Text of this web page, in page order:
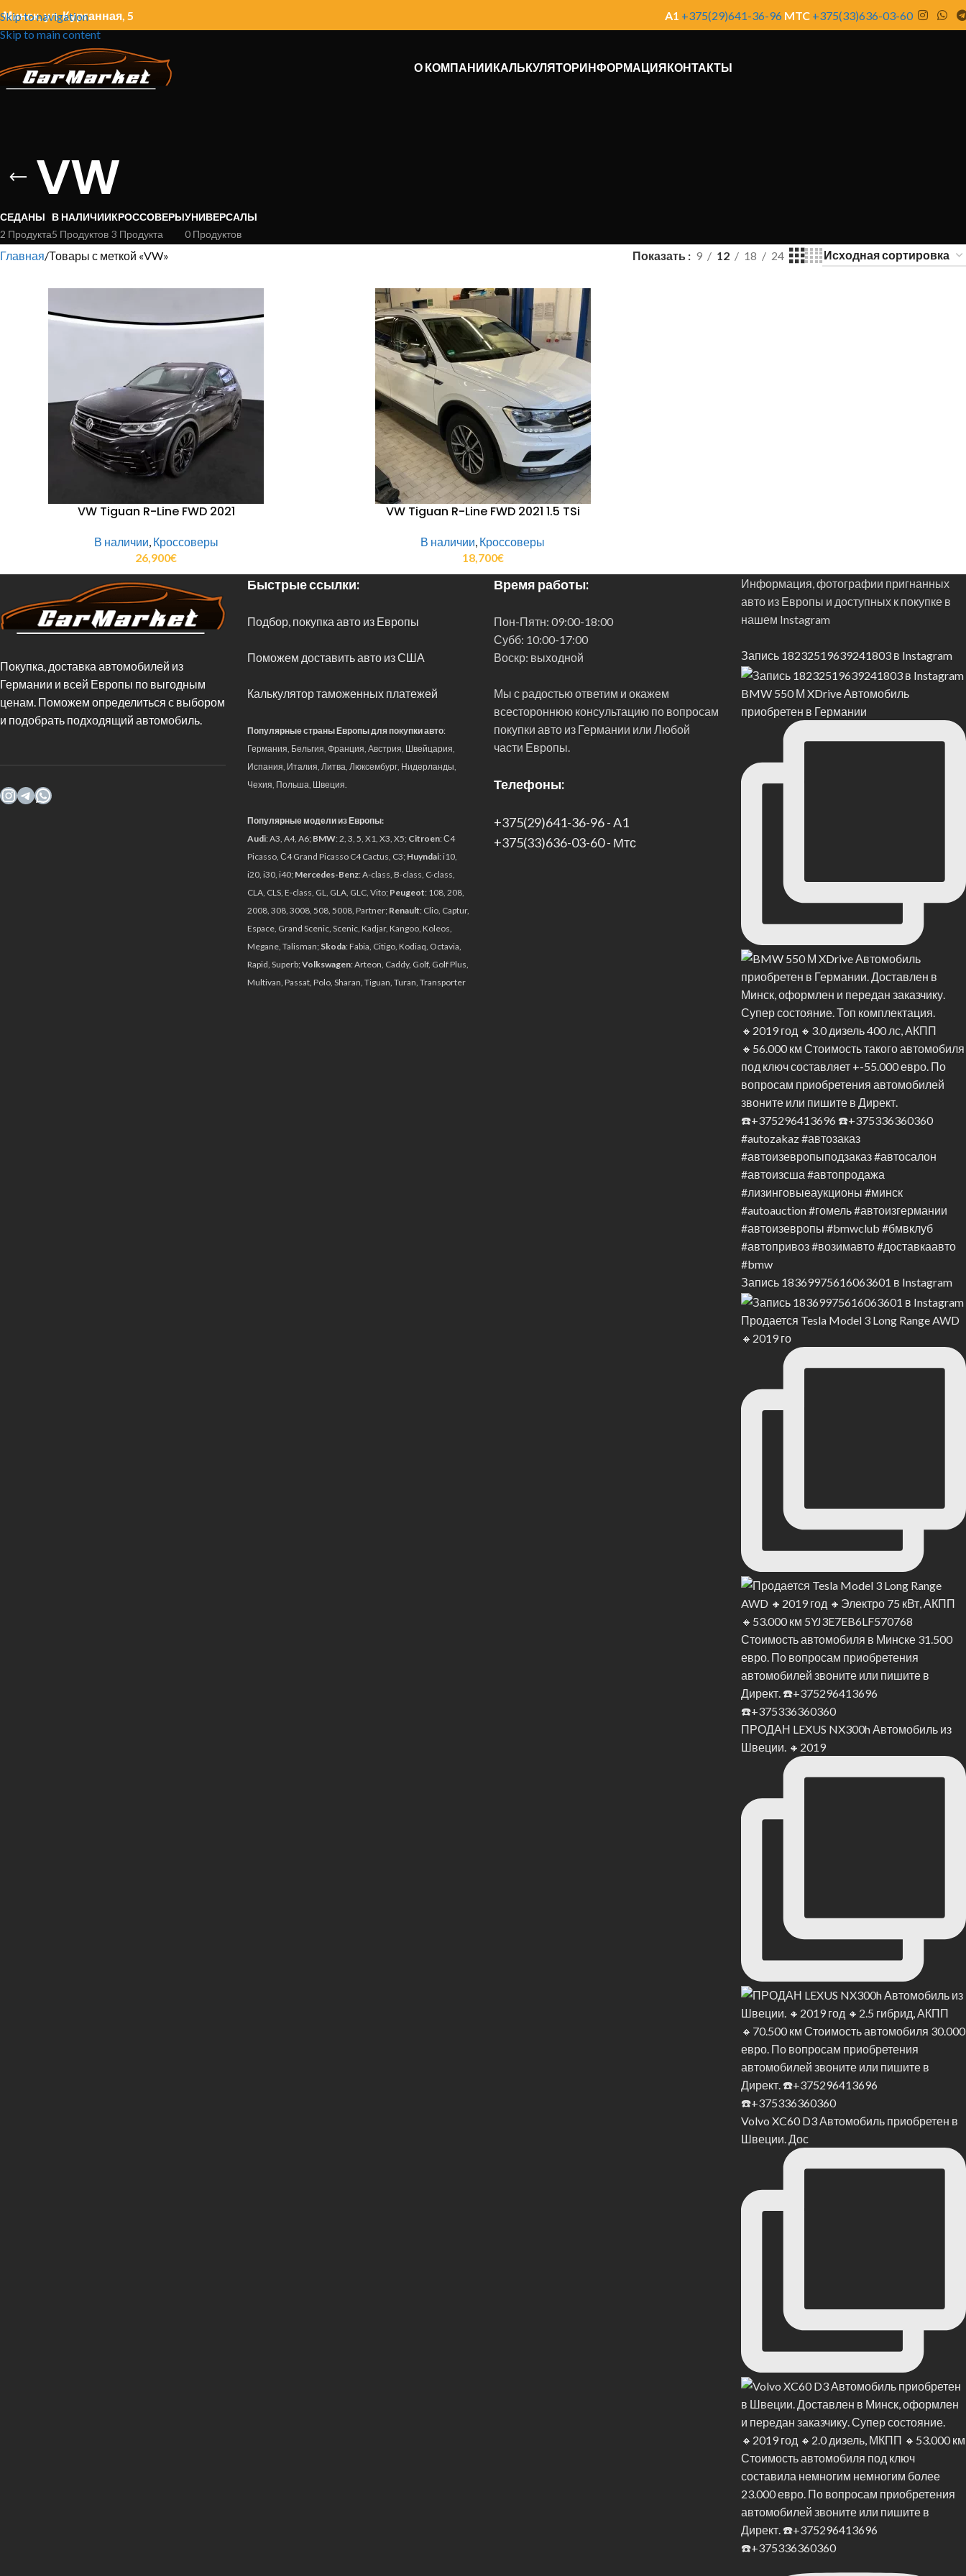
Skip to navigation
Skip to main content
Минск, ул. Курганная, 5 A1 +375(29)641-36-96 MTC +375(33)636-03-60
О КОМПАНИИКАЛЬКУЛЯТОРИНФОРМАЦИЯКОНТАКТЫ
VW
СЕДАНЫ
2 Продукта
В НАЛИЧИИ
5 Продуктов
КРОССОВЕРЫ
3 Продукта
УНИВЕРСАЛЫ
0 Продуктов
Главная Товары с меткой «VW» Показать 9 12 18 24
VW Tiguan R-Line FWD 2021
В наличии, Кроссоверы
26,900€
VW Tiguan R-Line FWD 2021 1.5 TSi
В наличии, Кроссоверы
18,700€
Покупка, доставка автомобилей из
Германии и всей Европы по выгодным
ценам. Поможем определиться с выбором
и подобрать подходящий автомобиль.
Быстрые ссылки:
Подбор, покупка авто из Европы
Поможем доставить авто из США
Калькулятор таможенных платежей
Популярные страны Европы для покупки авто:
Германия, Бельгия, Франция, Австрия, Швейцария,
Испания, Италия, Литва, Люксембург, Нидерланды,
Чехия, Польша, Швеция.
Популярные модели из Европы:
Audi: A3, A4, A6; BMW: 2, 3, 5, X1, X3, X5; Citroen: С4
Picasso, С4 Grand Picasso C4 Cactus, C3; Huyndai: i10,
i20, i30, i40; Mercedes-Benz: A-class, B-class, C-class,
CLA, CLS, E-class, GL, GLA, GLC, Vito; Peugeot: 108, 208,
2008, 308, 3008, 508, 5008, Partner; Renault: Clio, Captur,
Espace, Grand Scenic, Scenic, Kadjar, Kangoo, Koleos,
Megane, Talisman; Skoda: Fabia, Citigo, Kodiaq, Octavia,
Rapid, Superb;Volkswagen: Arteon, Caddy, Golf, Golf Plus,
Multivan, Passat, Polo, Sharan, Tiguan, Turan, Transporter
Время работы:
Пон-Пятн: 09:00-18:00
Субб: 10:00-17:00
Воскр: выходной
Мы с радостью ответим и окажем
всестороннюю консультацию по вопросам
покупки авто из Германии или Любой
части Европы.
Телефоны:
+375(29)641-36-96 - A1
+375(33)636-03-60 - Мтс
Информация, фотографии пригнанных
авто из Европы и доступных к покупке в
нашем Instagram
Запись 18232519639241803 в Instagram
BMW 550 М XDrive Автомобиль
приобретен в Германии
Запись 18369975616063601 в Instagram
Продается Tesla Model 3 Long Range AWD
🔸2019 го
ПРОДАН LEXUS NX300h Автомобиль из
Швеции. 🔸2019
Volvo XC60 D3 Автомобиль приобретен в
Швеции. Дос